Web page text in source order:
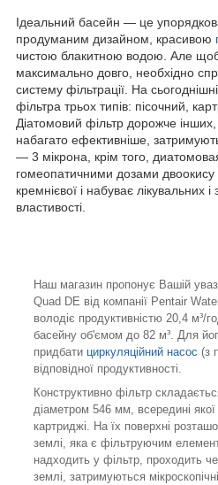
Ідеальний басейн — це
продуманим дизайном, красивою
чистою блакитною водою. Але
максимально довго, необхідно
систему фільтрації. На
фільтра трьох типів: пісочний,
Діатомовий фільтр дорожче
набагато ефективніше,
— 3 мікрона, крім того,
гомеопатичними дозами
кремнієвої і набуває лікувальних
властивості.
Наш магазин пропонує Вашій
Quad DE від компанії Pentair
володіє продуктивністю 20,4 м³/
басейну об'ємом до 82 м³. Для
придбати циркуляційний насос (з
відповідної продуктивності.
Конструктивно фільтр
діаметром 546 мм, всередині якої
картриджі. На їх поверхні
землі, яка є фільтруючим
надходить у фільтр, проходить
землі, затримуються